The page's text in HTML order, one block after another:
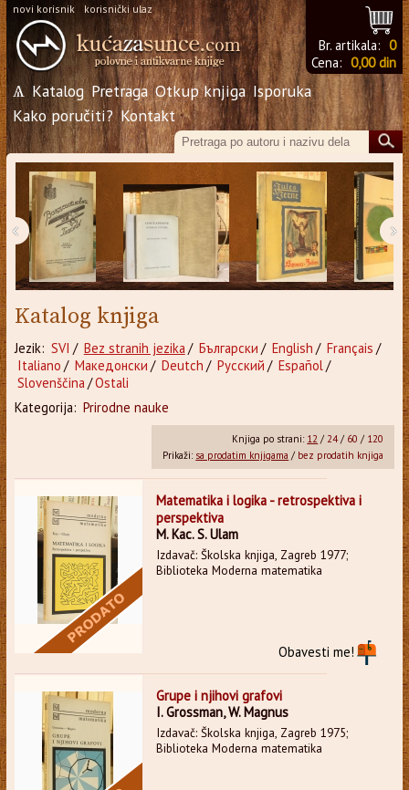
novi korisnik korisnički ulaz
Br. artikala: 0
Cena: 0,00 din
Ѧ Katalog Pretraga Otkup knjiga Isporuka
Kako poručiti? Kontakt
‹ ›
Katalog knjiga
Jezik: SVI / Bez stranih jezika / Български / English / Français /
Italiano / Македонски / Deutch / Русский / Español/
Slovenščina /Ostali
Kategorija: Prirodne nauke
Knjiga po strani: 12 /24/ 60 / 120
Prikaži: sa prodatim knjigama / bez prodatih knjiga
Matematika i logika - retrospektiva i
perspektiva
M. Kac. S. Ulam
Izdavač: Školska knjiga, Zagreb 1977;
Biblioteka Moderna matematika
Obavesti me!
Grupe i njihovi grafovi
I. Grossman, W. Magnus
Izdavač: Školska knjiga, Zagreb 1975;
Biblioteka Moderna matematika